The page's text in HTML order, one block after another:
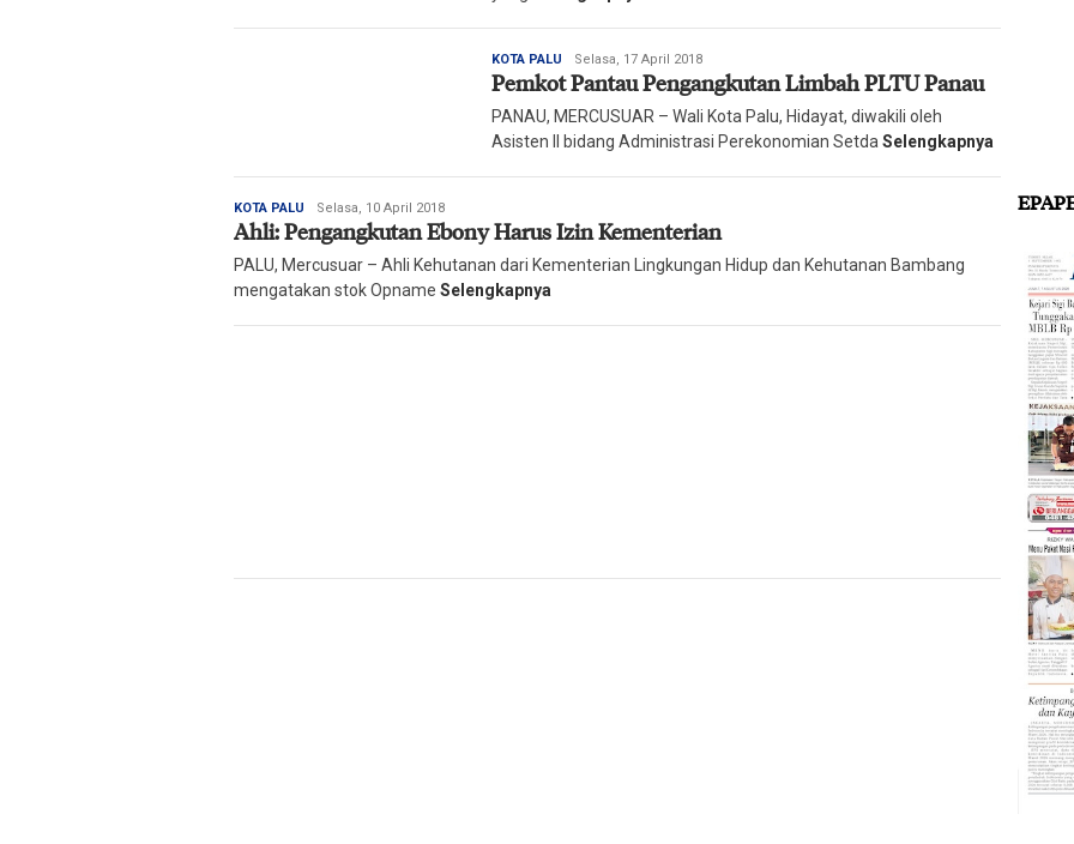
KOTA PALU Redaksi
Harian
Mercusuar
Selasa, 17 April 2018
Pemkot Pantau Pengangkutan Limbah PLTU Panau
PANAU, MERCUSUAR – Wali Kota Palu, Hidayat, diwakili oleh
Asisten II bidang Administrasi Perekonomian Setda Selengkapnya
KOTA PALU Redaksi
Harian
Mercusuar
Selasa, 10 April 2018
Ahli: Pengangkutan Ebony Harus Izin Kementerian
PALU, Mercusuar – Ahli Kehutanan dari Kementerian Lingkungan Hidup dan Kehutanan Bambang
mengatakan stok Opname Selengkapnya